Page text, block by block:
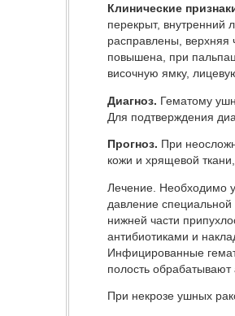
Клинические
пере­крыт, внутренний
расправлены, верхняя
повышена, при
височную ямку,
Диагноз. Гематому
Для подтверждения
Прогноз. При
кожи и хрящевой
Лечение. Необходимо
давление
нижней части
антибиотиками и
Инфицированные
полость обрабатывают
При некрозе ушных